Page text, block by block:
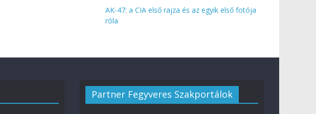
AK-47: a CIA első rajza és az egyik első fotója
róla
Partner Fegyveres Szakportálok